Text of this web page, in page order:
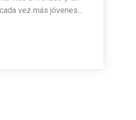
vez más jóvenes…